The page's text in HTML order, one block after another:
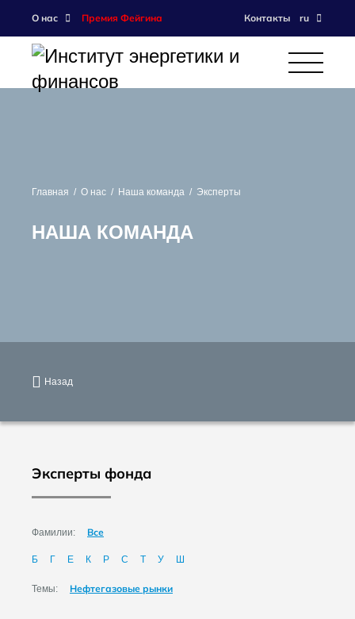
О нас Премия Фейгина Контакты ru
Главная О нас Наша команда Эксперты
НАША КОМАНДА
Назад
Эксперты фонда
Фамилии: Все
Б Г Е К Р С Т У Ш
Темы: Нефтегазовые рынки